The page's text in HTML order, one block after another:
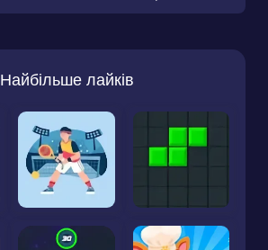
Найбільше лайків